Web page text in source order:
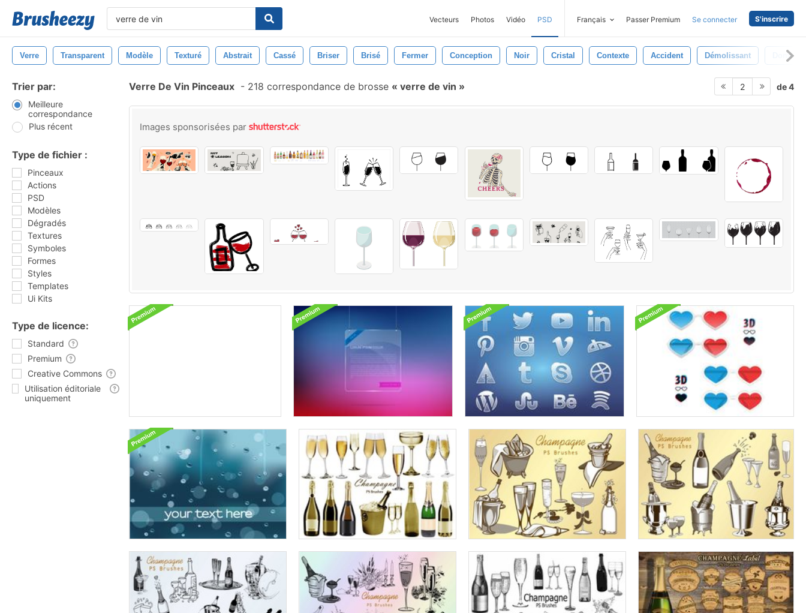
Vecteurs Photos Vidéo PSD Français Passer Premium Se connecter S'inscrire
Verre Transparent Modèle Texturé Abstrait Cassé Briser Brisé Fermer Conception Noir Cristal Contexte Accident Démolissant
Trier par:
Meilleure
correspondance
Plus récent
Type de fichier :
Pinceaux
Actions
PSD
Modèles
Dégradés
Textures
Symboles
Formes
Styles
Templates
Ui Kits
Type de licence:
Standard
Premium
Creative Commons
Utilisation éditoriale
uniquement
Verre De Vin Pinceaux - 218 correspondance de brosse verre de vin 2 de 4
Images sponsorisées par